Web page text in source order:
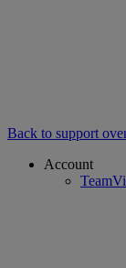
Back to support
Account